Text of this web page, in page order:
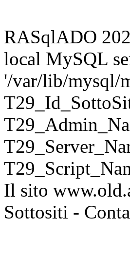
RASqlADO
local MySQL
'/var/lib/mysql/
Il sito
Sottositi -